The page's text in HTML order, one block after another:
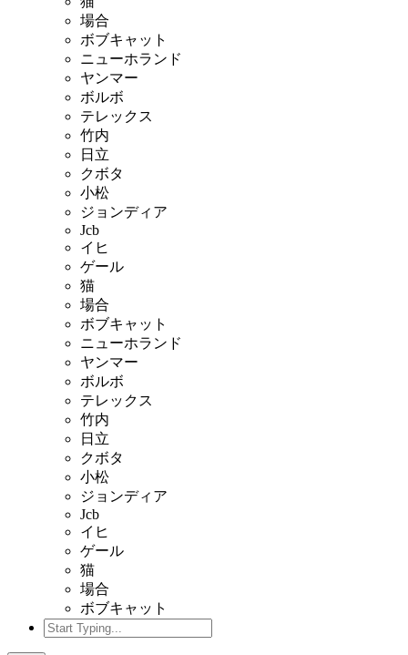
場合
ボブキャット
ニューホランド
ヤンマー
ボルボ
テレックス
竹内
日立
クボタ
小松
ジョンディア
Jcb
イヒ
ゲール
猫
場合
ボブキャット
ニューホランド
ヤンマー
ボルボ
テレックス
竹内
日立
クボタ
小松
ジョンディア
Jcb
イヒ
ゲール
猫
場合
ボブキャット